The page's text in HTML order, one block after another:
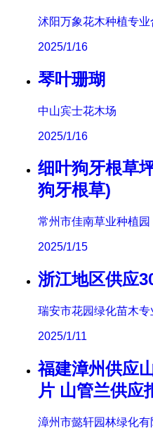
沭阳万象花木种植专业
2025/1/16
琴叶珊瑚
中山宾士花木场
2025/1/16
细叶狗牙根草
狗牙根草)
常州市佳南草业种植园
2025/1/15
浙江地区供应
瑞安市花园绿化苗木专
2025/1/11
福建漳州供应
片 山管兰供应
漳州市懿轩园林绿化有